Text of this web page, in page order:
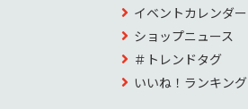
イベントカレンダー
ショップニュース
＃トレンドタグ
いいね！ランキング